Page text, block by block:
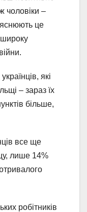
чоловіки –
це
які
– зараз їх
більше,
все ще
лише 14%
робітників